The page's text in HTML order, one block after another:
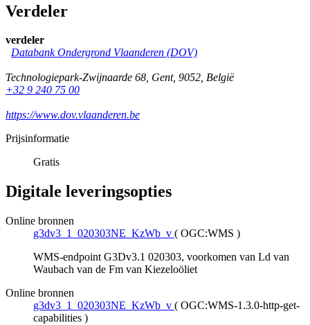
Verdeler
verdeler
Databank Ondergrond Vlaanderen (DOV)
Technologiepark-Zwijnaarde 68, Gent, 9052, België
+32 9 240 75 00
https://www.dov.vlaanderen.be
Prijsinformatie
Gratis
Digitale leveringsopties
Online bronnen
g3dv3_1_020303NE_KzWb_v ( OGC:WMS )
WMS-endpoint G3Dv3.1 020303, voorkomen van Ld van
Waubach van de Fm van Kiezeloöliet
Online bronnen
g3dv3_1_020303NE_KzWb_v ( OGC:WMS-1.3.0-http-get-
capabilities )